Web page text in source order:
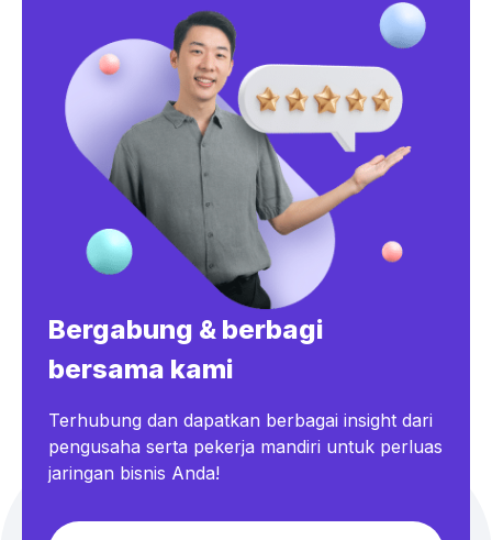
Bergabung & berbagi
bersama kami
Terhubung dan dapatkan berbagai insight dari
pengusaha serta pekerja mandiri untuk perluas
jaringan bisnis Anda!